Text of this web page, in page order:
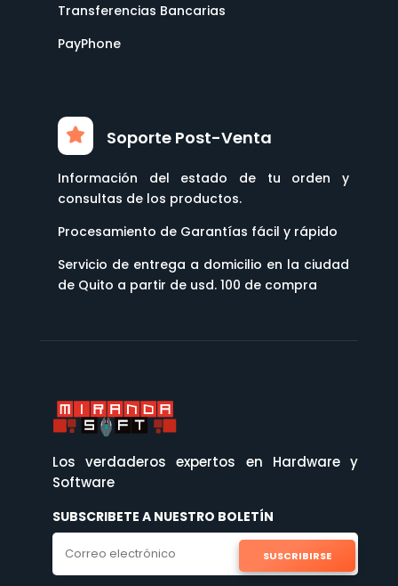
Transferencias Bancarias
PayPhone
Soporte Post-Venta
Información del estado de tu orden y
consultas de los productos.
Procesamiento de Garantías fácil y rápido
Servicio de entrega a domicilio en la ciudad
de Quito a partir de usd. 100 de compra
Los verdaderos expertos en Hardware y
Software
SUBSCRIBETE A NUESTRO BOLETÍN
SUSCRIBIRSE